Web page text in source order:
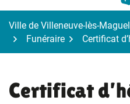
Ville de Villeneuve-lès-
Funéraire
Certificat
Certificat